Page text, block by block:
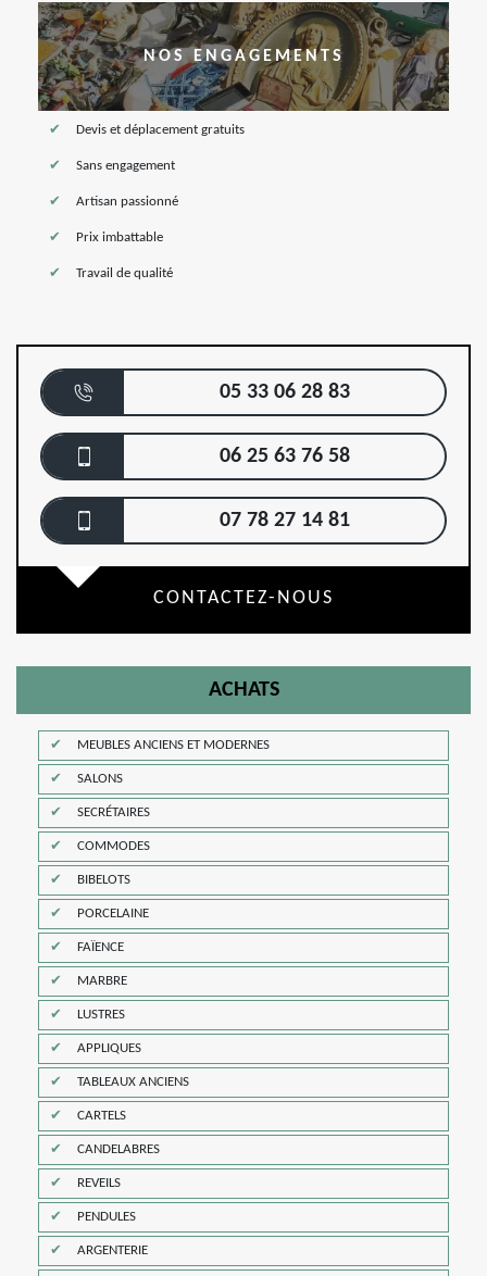
NOS ENGAGEMENTS
Devis et déplacement gratuits
Sans engagement
Artisan passionné
Prix imbattable
Travail de qualité
05 33 06 28 83
06 25 63 76 58
07 78 27 14 81
CONTACTEZ-NOUS
ACHATS
MEUBLES ANCIENS ET MODERNES
SALONS
SECRÉTAIRES
COMMODES
BIBELOTS
PORCELAINE
FAÏENCE
MARBRE
LUSTRES
APPLIQUES
TABLEAUX ANCIENS
CARTELS
CANDELABRES
REVEILS
PENDULES
ARGENTERIE